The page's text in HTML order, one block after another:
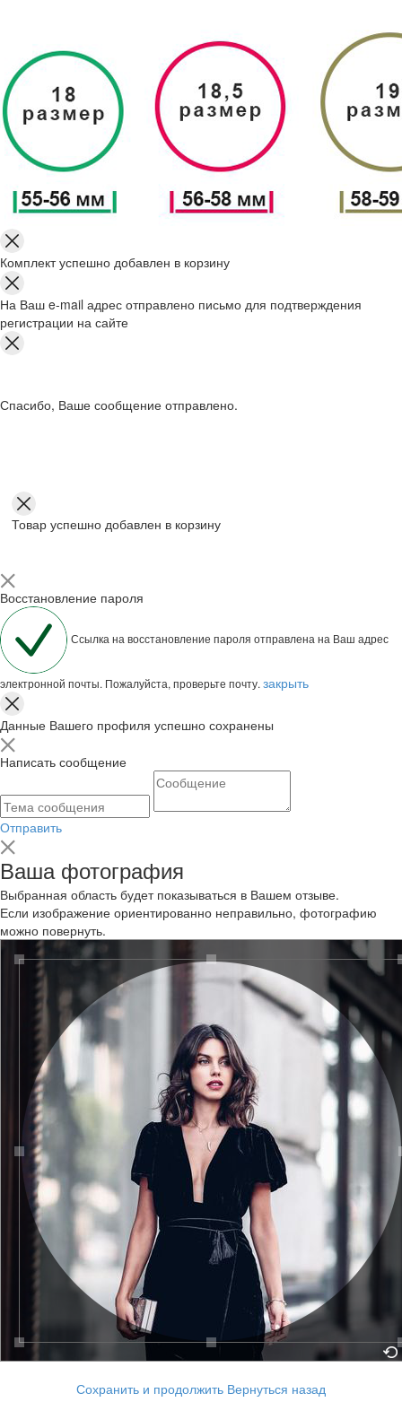
Комплект успешно добавлен в корзину
На Ваш e-mail адрес отправлено письмо для подтверждения
регистрации на сайте
Спасибо, Ваше сообщение отправлено.
Товар успешно добавлен в корзину
Восстановление пароля
Ссылка на восстановление пароля отправлена на Ваш адрес
электронной почты. Пожалуйста, проверьте почту. закрыть
Данные Вашего профиля успешно сохранены
Написать сообщение
Отправить
Ваша фотография
Выбранная область будет показываться в Вашем отзыве.
Если изображение ориентированно неправильно, фотографию
можно повернуть.
Сохранить и продолжить Вернуться назад